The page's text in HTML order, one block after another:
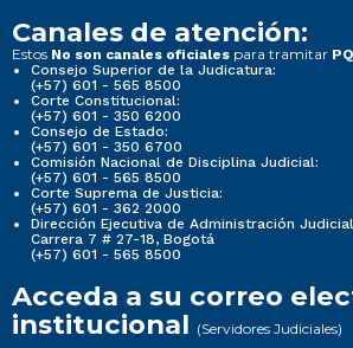
Canales de atención:
Estos No son canales oficiales para tramitar
Consejo Superior de la Judicatura:
(+57) 601 - 565 8500
Corte Constitucional:
(+57) 601 - 350 6200
Consejo de Estado:
(+57) 601 - 350 6700
Comisión Nacional de Disciplina Judicial:
(+57) 601 - 565 8500
Corte Suprema de Justicia:
(+57) 601 - 362 2000
Dirección Ejecutiva de Administración
Carrera 7 # 27-18, Bogotá
(+57) 601 - 565 8500
Acceda a su correo
institucional (Servidores Judiciales)